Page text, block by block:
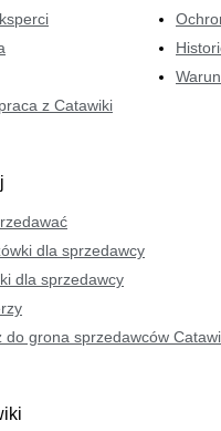
z Catawiki
dla sprzedawcy
dla sprzedawcy
do grona sprzedawców